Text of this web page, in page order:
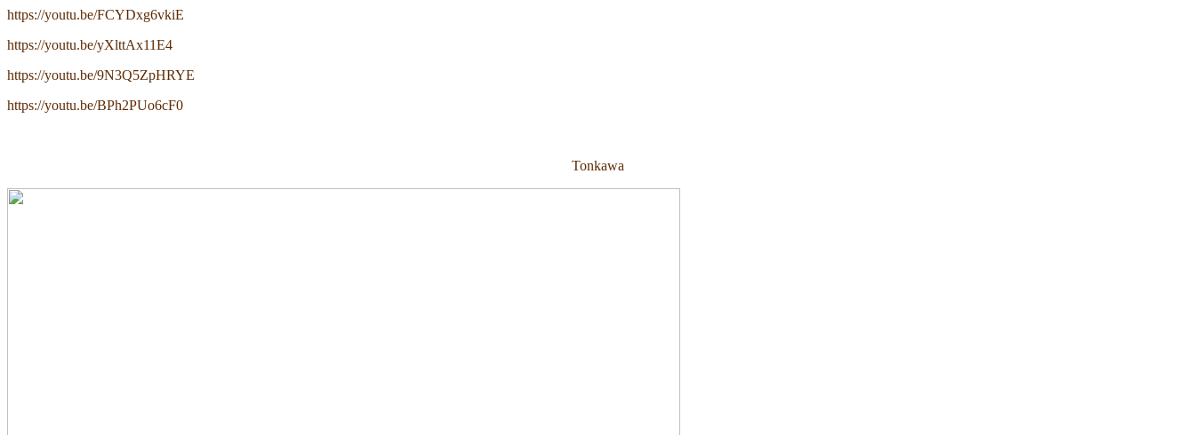
https://youtu.be/FCYDxg6vkiE
https://youtu.be/yXlttAx11E4
https://youtu.be/9N3Q5ZpHRYE
https://youtu.be/BPh2PUo6cF0
Tonkawa